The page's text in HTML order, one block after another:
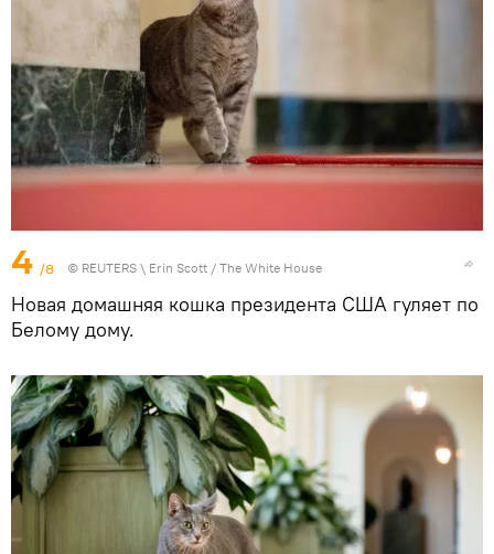
4 /8 © REUTERS \ Erin Scott / The White House
Новая домашняя кошка президента США гуляет по
Белому дому.